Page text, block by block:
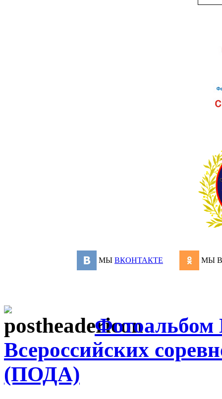
МЫ ВКОНТАКТЕ МЫ
Фотоальбом
Всероссийских
(ПОДА)